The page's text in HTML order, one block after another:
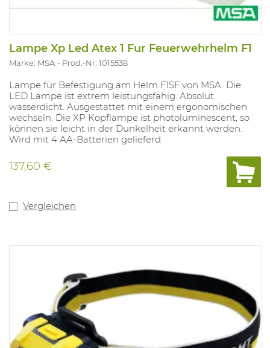
Lampe Xp Led Atex 1 Fur Feuerwehrhelm F1
Marke: MSA Prod.-Nr. 1015538
Lampe für Befestigung am Helm F1SF von MSA. Die
LED Lampe ist extrem leistungsfähig. Absolut
wasserdicht. Ausgestattet mit einem ergonomischen
wechseln. Die XP Kopflampe ist photoluminescent, so
können sie leicht in der Dunkelheit erkannt werden.
Wird mit 4 AA-Batterien gelieferd.
137,60 €
Vergleichen